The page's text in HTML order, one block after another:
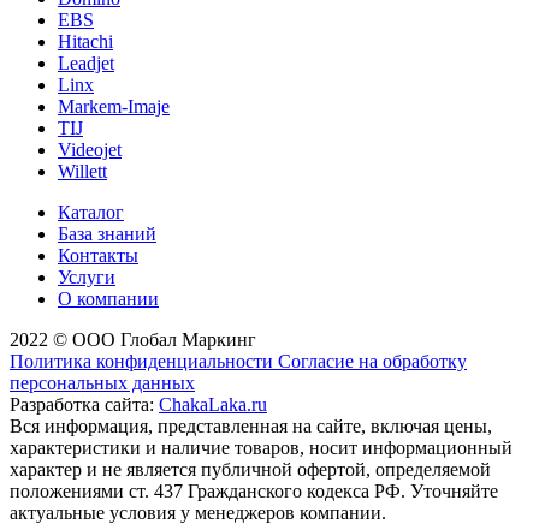
EBS
Hitachi
Leadjet
Linx
Markem-Imaje
TIJ
Videojet
Willett
Каталог
База знаний
Контакты
Услуги
О компании
2022 © ООО Глобал Маркинг
Политика конфиденциальности Согласие на обработку
персональных данных
Разработка сайта: ChakaLaka.ru
Вся информация, представленная на сайте, включая цены,
характеристики и наличие товаров, носит информационный
характер и не является публичной офертой, определяемой
положениями ст. 437 Гражданского кодекса РФ. Уточняйте
актуальные условия у менеджеров компании.